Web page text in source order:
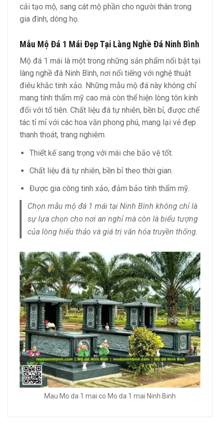
cải tạo mộ, sang cát mộ phần cho người thân trong
gia đình, dòng họ.
Mẫu Mộ Đá 1 Mái Đẹp Tại Làng Nghề Đá Ninh Bình
Mộ đá 1 mái là một trong những sản phẩm nổi bật tại
làng nghề đá Ninh Bình, nơi nổi tiếng với nghệ thuật
điêu khắc tinh xảo. Những mẫu mộ đá này không chỉ
mang tính thẩm mỹ cao mà còn thể hiện lòng tôn kính
đối với tổ tiên. Chất liệu đá tự nhiên, bền bỉ, được chế
tác tỉ mỉ với các hoa văn phong phú, mang lại vẻ đẹp
thanh thoát, trang nghiêm.
Thiết kế sang trọng với mái che bảo vệ tốt.
Chất liệu đá tự nhiên, bền bỉ theo thời gian.
Được gia công tinh xảo, đảm bảo tính thẩm mỹ.
Chọn mẫu mộ đá 1 mái tại Ninh Bình không chỉ là
sự lựa chọn cho nơi an nghỉ mà còn là biểu tượng
của lòng hiếu thảo và giá trị văn hóa truyền thống.
Mau Mo da 1 mai co Mo da 1 mai Ninh Binh